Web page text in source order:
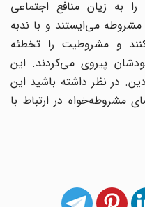
به زیان منافع اجتماعی
می‌ایستند و با ندبه
و مشروطیت را تخطئه
پیروی می‌کردند. این
در نظر داشته باشید این
مشروطه‌خواه در ارتباط با